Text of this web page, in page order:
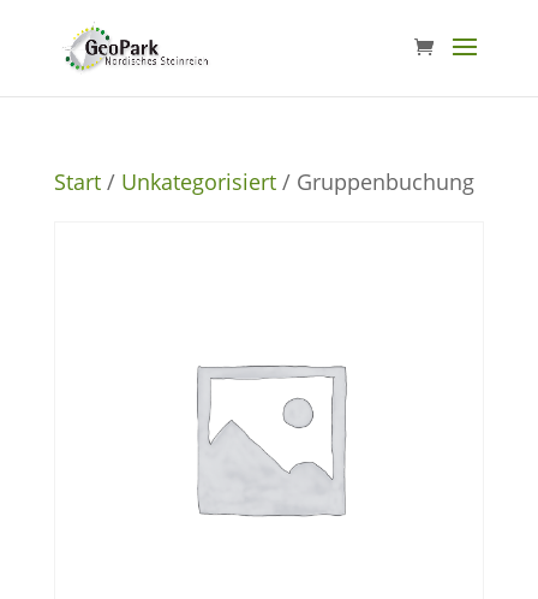
Start/ Unkategorisiert/ Gruppenbuchung